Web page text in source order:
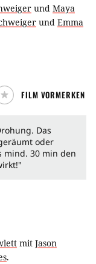
und Maya
und Emma
FILM VORMERKEN
Das
oder
mind. 30 min den
mit Jason
.